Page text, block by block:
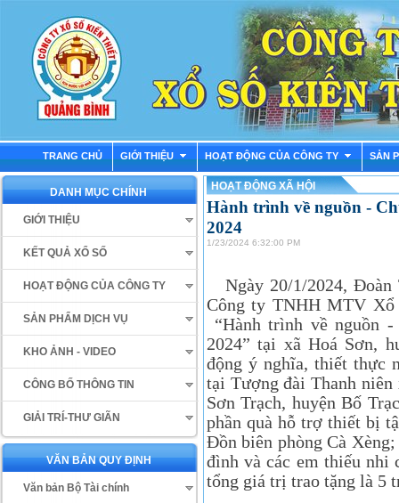
TRANG CHỦ GIỚI THIỆU HOẠT ĐỘNG CỦA CÔNG TY SẢN
DANH MỤC CHÍNH
GIỚI THIỆU
KẾT QUẢ XỔ SỐ
HOẠT ĐỘNG CỦA CÔNG TY
SẢN PHẨM DỊCH VỤ
KHO ẢNH - VIDEO
CÔNG BỐ THÔNG TIN
GIẢI TRÍ-THƯ GIÃN
VĂN BẢN QUY ĐỊNH
Văn bản Bộ Tài chính
HOẠT ĐỘNG XÃ HỘI
Hành trình về nguồn -
2024
1/23/2024 6:32:00 PM
Ngày 20/1/2024,
Công ty TNHH MTV Xổ
“Hành trình về nguồn
2024” tại xã Hoá Sơn,
động ý nghĩa, thiết thực
tại Tượng đài Thanh
Sơn Trạch, huyện Bố
phần quà hỗ trợ thiết bị
Đồn biên phòng Cà
đình và các em thiếu nhi
tổng giá trị trao tặng là 5